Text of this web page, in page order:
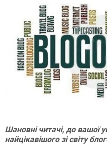
Шановні читачі, до вашої
найцікавішого зі світу